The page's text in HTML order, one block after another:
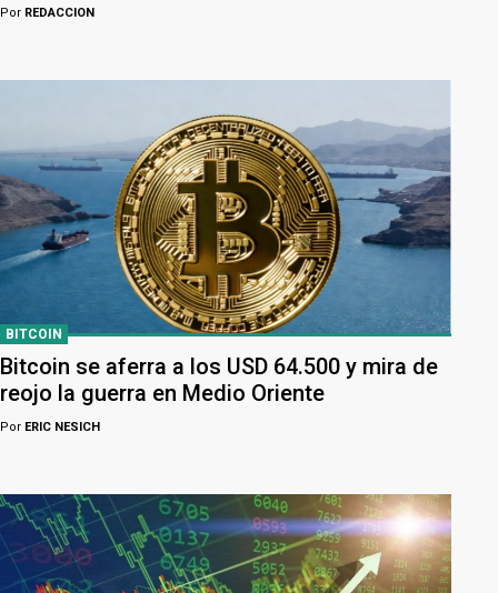
Por REDACCION
BITCOIN
Bitcoin se aferra a los USD 64.500 y mira de
reojo la guerra en Medio Oriente
Por ERIC NESICH